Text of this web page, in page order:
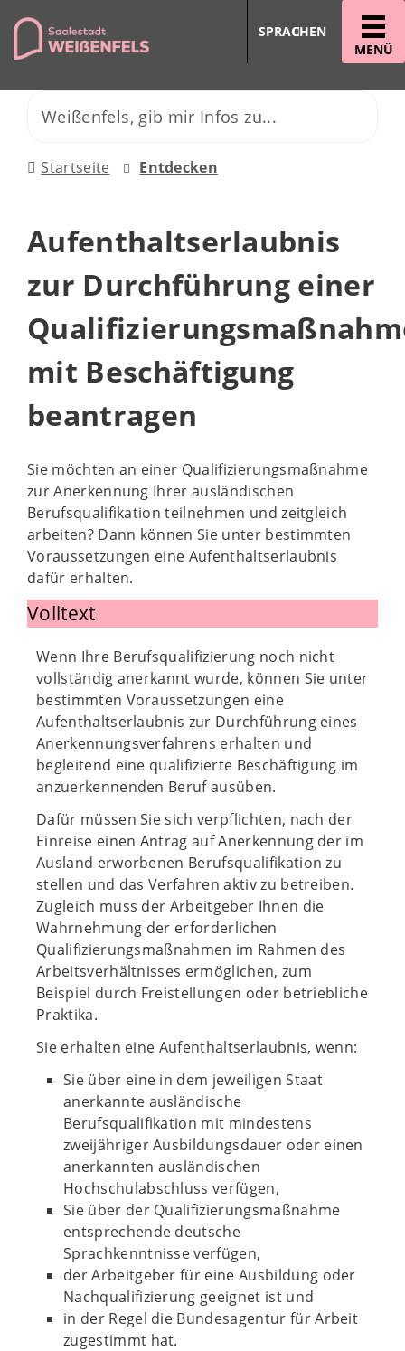
MENÜ
SPRACHEN
Startseite Entdecken
Aufenthaltserlaubnis
zur Durchführung einer
mit Beschäftigung
beantragen
Sie möchten an einer Qualifizierungsmaßnahme
zur Anerkennung Ihrer ausländischen
Berufsqualifikation teilnehmen und zeitgleich
arbeiten? Dann können Sie unter bestimmten
Voraussetzungen eine Aufenthaltserlaubnis
dafür erhalten.
Volltext
Wenn Ihre Berufsqualifizierung noch nicht
vollständig anerkannt wurde, können Sie unter
bestimmten Voraussetzungen eine
Aufenthaltserlaubnis zur Durchführung eines
Anerkennungsverfahrens erhalten und
begleitend eine qualifizierte Beschäftigung im
anzuerkennenden Beruf ausüben.
Dafür müssen Sie sich verpflichten, nach der
Einreise einen Antrag auf Anerkennung der im
Ausland erworbenen Berufsqualifikation zu
stellen und das Verfahren aktiv zu betreiben.
Zugleich muss der Arbeitgeber Ihnen die
Wahrnehmung der erforderlichen
Qualifizierungsmaßnahmen im Rahmen des
Arbeitsverhältnisses ermöglichen, zum
Beispiel durch Freistellungen oder betriebliche
Praktika.
Sie erhalten eine Aufenthaltserlaubnis, wenn:
Sie über eine in dem jeweiligen Staat
anerkannte ausländische
Berufsqualifikation mit mindestens
zweijähriger Ausbildungsdauer oder einen
anerkannten ausländischen
Hochschulabschluss verfügen,
Sie über der Qualifizierungsmaßnahme
entsprechende deutsche
Sprachkenntnisse verfügen,
der Arbeitgeber für eine Ausbildung oder
Nachqualifizierung geeignet ist und
in der Regel die Bundesagentur für Arbeit
zugestimmt hat.